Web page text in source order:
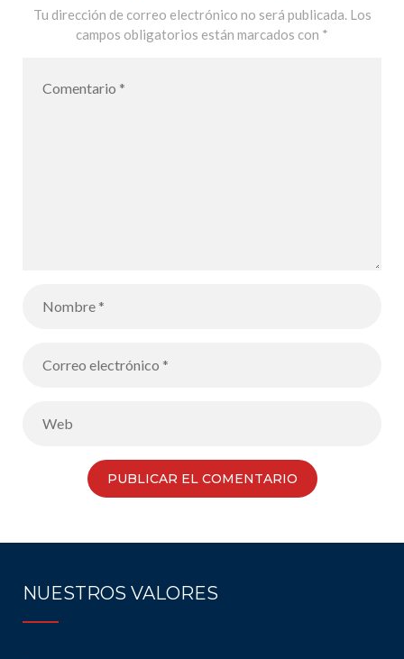
Tu dirección de correo electrónico no será publicada. Los
campos obligatorios están marcados con *
NUESTROS VALORES